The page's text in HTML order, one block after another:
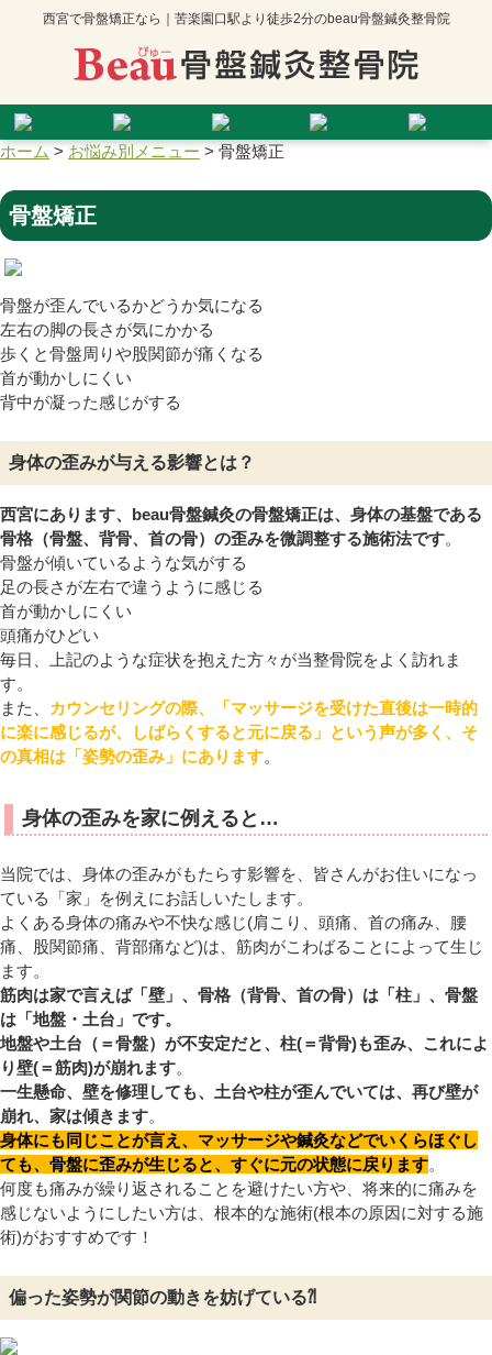
西宮で骨盤矯正なら｜苦楽園口駅より徒歩2分のbeau骨盤鍼灸整骨院
ホーム > お悩み別メニュー > 骨盤矯正
骨盤矯正
骨盤が歪んでいるかどうか気になる
左右の脚の長さが気にかかる
歩くと骨盤周りや股関節が痛くなる
首が動かしにくい
背中が凝った感じがする
身体の歪みが与える影響とは？
西宮にあります、beau骨盤鍼灸の骨盤矯正は、身体の基盤である
骨格（骨盤、背骨、首の骨）の歪みを微調整する施術法です。
骨盤が傾いているような気がする
足の長さが左右で違うように感じる
首が動かしにくい
頭痛がひどい
毎日、上記のような症状を抱えた方々が当整骨院をよく訪れま
す。
また、
カウンセリングの際、「マッサージを受けた直後は一時的
に楽に感じるが、しばらくすると元に戻る」という声が多く、そ
の真相は「姿勢の歪み」にあります。
身体の歪みを家に例えると…
当院では、身体の歪みがもたらす影響を、皆さんがお住いになっ
ている「家」を例えにお話しいたします。
よくある身体の痛みや不快な感じ(肩こり、頭痛、首の痛み、腰
痛、股関節痛、背部痛など)は、筋肉がこわばることによって生じ
ます。
筋肉は家で言えば「壁」、骨格（背骨、首の骨）は「柱」、骨盤
は「地盤・土台」です。
地盤や土台（＝骨盤）が不安定だと、柱(＝背骨)も歪み、これによ
り壁(＝筋肉)が崩れます。
一生懸命、壁を修理しても、土台や柱が歪んでいては、再び壁が
崩れ、家は傾きます。
身体にも同じことが言え、マッサージや鍼灸などでいくらほぐし
ても、骨盤に歪みが生じると、すぐに元の状態に戻ります。
何度も痛みが繰り返されることを避けたい方や、将来的に痛みを
感じないようにしたい方は、根本的な施術(根本の原因に対する施
術)がおすすめです！
偏った姿勢が関節の動きを妨げている⁈